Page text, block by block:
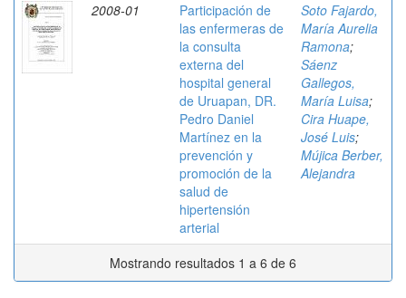
2008-01
Participación de
las enfermeras de
la consulta
externa del
hospital general
de Uruapan, DR.
Pedro Daniel
Martínez en la
prevención y
promoción de la
salud de
hipertensión
arterial
Soto Fajardo,
María Aurelia
Ramona;
Sáenz
Gallegos,
María Luisa;
Cira Huape,
José Luis;
Mújica Berber,
Alejandra
Mostrando resultados 1 a 6 de 6